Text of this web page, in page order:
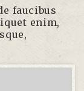
faucibus
enim,